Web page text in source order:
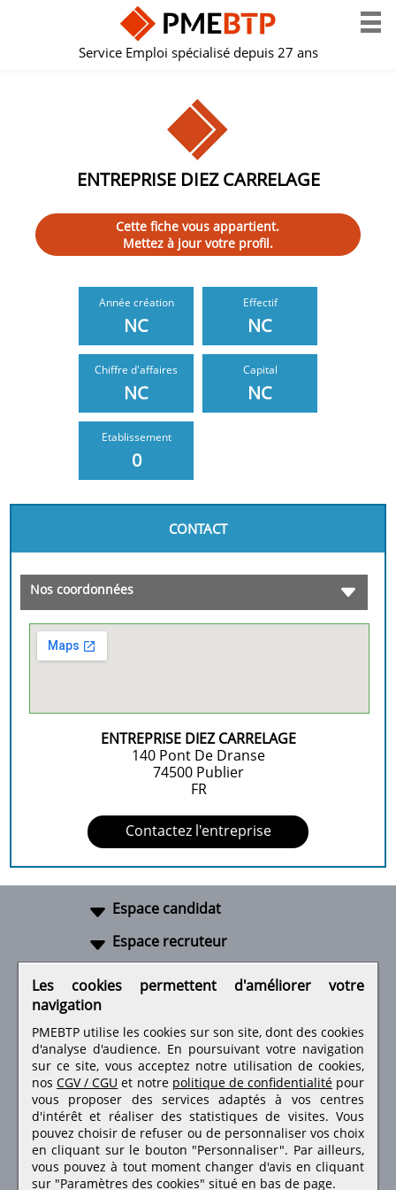
Service Emploi spécialisé depuis 27 ans
ENTREPRISE DIEZ CARRELAGE
Cette fiche vous appartient.
Mettez à jour votre profil.
Année création
NC
Effectif
NC
Chiffre d'affaires
NC
Capital
NC
Etablissement
0
CONTACT
Nos coordonnées
ENTREPRISE DIEZ CARRELAGE
140 Pont De Dranse
74500 Publier
FR
Contactez l'entreprise
Espace candidat
Espace recruteur
Retrouvez-nous sur les réseaux sociaux
Les cookies permettent d'améliorer votre
navigation
PMEBTP utilise les cookies sur son site, dont des cookies
d'analyse d'audience. En poursuivant votre navigation
sur ce site, vous acceptez notre utilisation de cookies,
nos CGV / CGU et notre politique de confidentialité pour
vous proposer des services adaptés à vos centres
d'intérêt et réaliser des statistiques de visites.Vous
pouvez choisir de refuser ou de personnaliser vos choix
en cliquant sur le bouton "Personnaliser". Par ailleurs,
vous pouvez à tout moment changer d'avis en cliquant
sur "Paramètres des cookies" situé en bas de page.